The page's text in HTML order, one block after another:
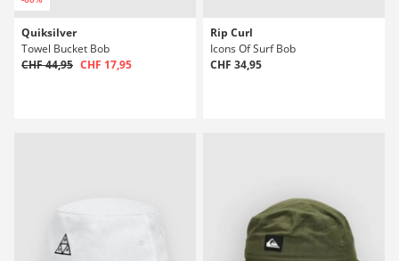
Quiksilver
Towel Bucket Bob
CHF 44,95 CHF 17,95
Rip Curl
Icons Of Surf Bob
CHF 34,95